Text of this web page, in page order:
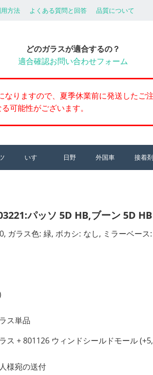
方法 よくある質問と回答 品質について
どのガラスが適合するの？
適合確認お問い合わせフォーム
りますので、夏季休業前に発送したご
可能性がございます。
いすゞ 日野 外国車 接着
パッソ 5D HB,ブーン 5D
ガラス色: 緑, ボカシ: なし, ミラーベース:
ス単品
ス + 801126 ウィンドシールドモール (+
様宛の送付